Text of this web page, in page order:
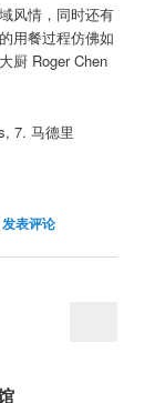
风情，同时还有
用餐过程仿佛如
厨 Roger Chen
7. 马德里
发表评论